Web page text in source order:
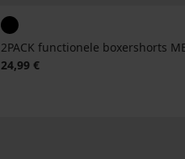
2PACK functionele boxershorts
24,99 €